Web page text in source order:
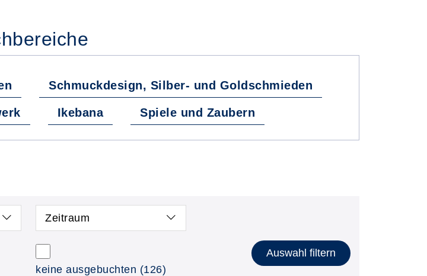
Schmuckdesign, Silber- und Goldschmieden
Ikebana Spiele und Zaubern
Zeitraum
keine ausgebuchten (126)
Auswahl filtern